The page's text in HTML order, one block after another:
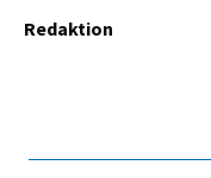
Redaktion